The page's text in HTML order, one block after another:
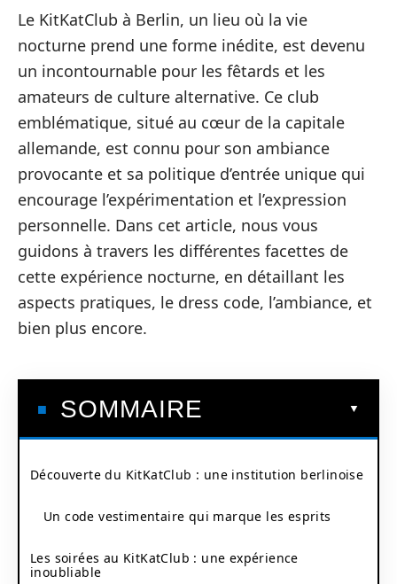
Le KitKatClub à Berlin, un lieu où la vie
nocturne prend une forme inédite, est devenu
un incontournable pour les fêtards et les
amateurs de culture alternative. Ce club
emblématique, situé au cœur de la capitale
allemande, est connu pour son ambiance
provocante et sa politique d’entrée unique qui
encourage l’expérimentation et l’expression
personnelle. Dans cet article, nous vous
guidons à travers les différentes facettes de
cette expérience nocturne, en détaillant les
aspects pratiques, le dress code, l’ambiance, et
bien plus encore.
SOMMAIRE
Découverte du KitKatClub : une institution berlinoise
Un code vestimentaire qui marque les esprits
Les soirées au KitKatClub : une expérience
inoubliable